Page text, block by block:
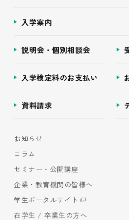
入学案内
説明会・個別相談会
入学検定料のお支払い
資料請求
お知らせ
コラム
セミナー・公開講座
企業・教育機関の皆様へ
学生ポータルサイト
在学生 / 卒業生の方へ